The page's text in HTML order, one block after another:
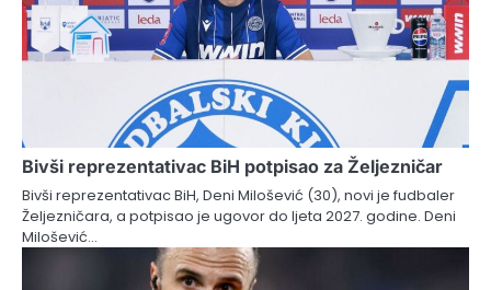
Bivši reprezentativac BiH potpisao za Željezničar
Bivši reprezentativac BiH, Deni Milošević (30), novi je fudbaler
Željezničara, a potpisao je ugovor do ljeta 2027. godine. Deni
Milošević…